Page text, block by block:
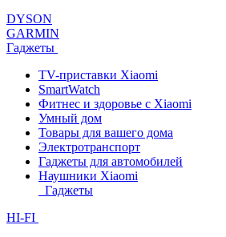
DYSON
GARMIN
Гаджеты
TV-приставки Xiaomi
SmartWatch
Фитнес и здоровье с Xiaomi
Умный дом
Товары для вашего дома
Электротранспорт
Гаджеты для автомобилей
Наушники Xiaomi
Гаджеты
HI-FI